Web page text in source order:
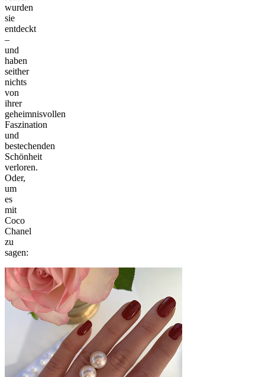
wurden
sie
entdeckt
–
und
haben
seither
nichts
von
ihrer
geheimnisvollen
Faszination
und
bestechenden
Schönheit
verloren.
Oder,
um
es
mit
Coco
Chanel
zu
sagen: